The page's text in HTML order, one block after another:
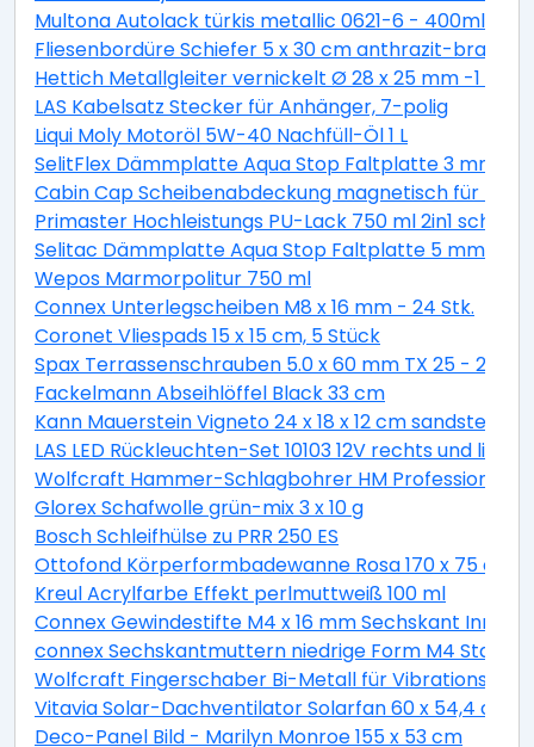
Multona Autolack türkis metallic 0621-6 - 400ml
Fliesenbordüre Schiefer 5 x 30 cm anthrazit-braun
Hettich Metallgleiter vernickelt Ø 28 x 25 mm -1
LAS Kabelsatz Stecker für Anhänger, 7-polig
Liqui Moly Motoröl 5W-40 Nachfüll-Öl 1 L
SelitFlex Dämmplatte Aqua Stop Faltplatte 3 mm
Cabin Cap Scheibenabdeckung magnetisch für
Primaster Hochleistungs PU-Lack 750 ml 2in1
Selitac Dämmplatte Aqua Stop Faltplatte 5 mm
Wepos Marmorpolitur 750 ml
Connex Unterlegscheiben M8 x 16 mm - 24 Stk.
Coronet Vliespads 15 x 15 cm, 5 Stück
Spax Terrassenschrauben 5.0 x 60 mm TX 25 - 200
Fackelmann Abseihlöffel Black 33 cm
Kann Mauerstein Vigneto 24 x 18 x 12 cm
LAS LED Rückleuchten-Set 10103 12V rechts und links
Wolfcraft Hammer-Schlagbohrer HM Professional
Glorex Schafwolle grün-mix 3 x 10 g
Bosch Schleifhülse zu PRR 250 ES
Ottofond Körperformbadewanne Rosa 170 x 75 cm,
Kreul Acrylfarbe Effekt perlmuttweiß 100 ml
Connex Gewindestifte M4 x 16 mm Sechskant Innen
connex Sechskantmuttern niedrige Form M4 Stahl
Wolfcraft Fingerschaber Bi-Metall für
Vitavia Solar-Dachventilator Solarfan 60 x 54,4 cm
Deco-Panel Bild - Marilyn Monroe 155 x 53 cm